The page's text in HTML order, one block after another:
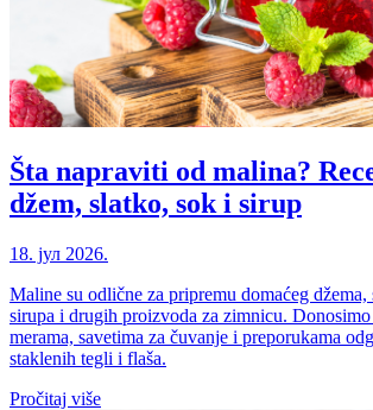
Šta napraviti od malina?
džem, slatko, sok i sirup
18. јул 2026.
Maline su odlične za pripremu domaćeg džema,
sirupa i drugih proizvoda za zimnicu. Donosimo
merama, savetima za čuvanje i preporukama
staklenih tegli i flaša.
Pročitaj više